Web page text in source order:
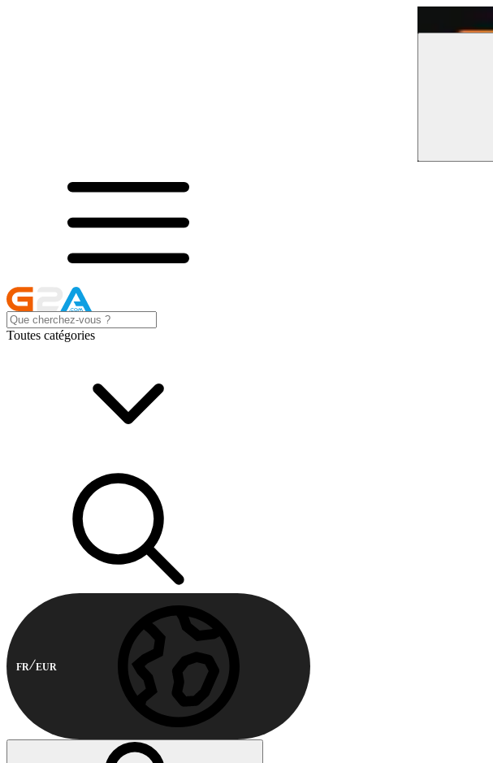
Toutes catégories
FR EUR